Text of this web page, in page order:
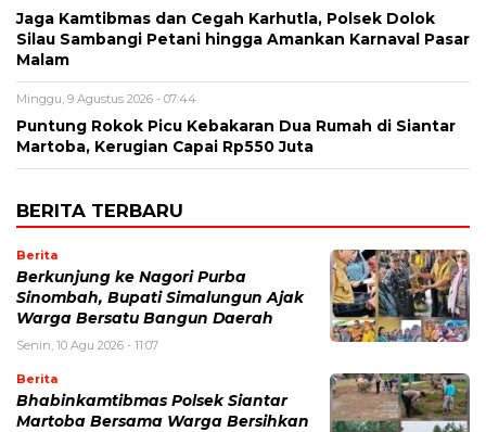
Jaga Kamtibmas dan Cegah Karhutla, Polsek Dolok
Silau Sambangi Petani hingga Amankan Karnaval Pasar
Malam
Minggu, 9 Agustus 2026 - 07:44
Puntung Rokok Picu Kebakaran Dua Rumah di Siantar
Martoba, Kerugian Capai Rp550 Juta
BERITA TERBARU
Berita
Berkunjung ke Nagori Purba
Sinombah, Bupati Simalungun Ajak
Warga Bersatu Bangun Daerah
Senin, 10 Agu 2026 - 11:07
Berita
Bhabinkamtibmas Polsek Siantar
Martoba Bersama Warga Bersihkan